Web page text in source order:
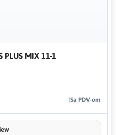
PLUS MIX 11-1
Sa PDV-om